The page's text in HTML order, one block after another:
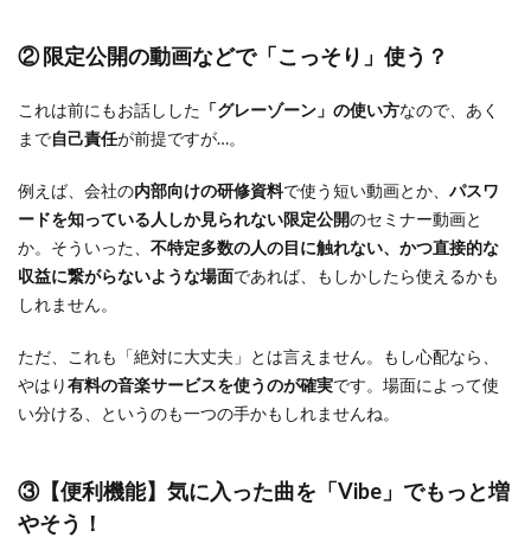
② 限定公開の動画などで「こっそり」使う？
これは前にもお話しした 「グレーゾーン」の使い方なので、あく
まで自己責任が前提ですが…。
例えば、会社の内部向けの研修資料で使う短い動画とか、 パスワ
ードを知っている人しか見られない限定公開のセミナー動画と
か。そういった、 不特定多数の人の目に触れない、かつ直接的な
収益に繋がらないような場面であれば、もしかしたら使えるかも
しれません。
ただ、これも「絶対に大丈夫」とは言えません。もし心配なら、
やはり有料の音楽サービスを使うのが確実です。場面によって使
い分ける、というのも一つの手かもしれませんね。
③【便利機能】気に入った曲を「Vibe」でもっと増
やそう！